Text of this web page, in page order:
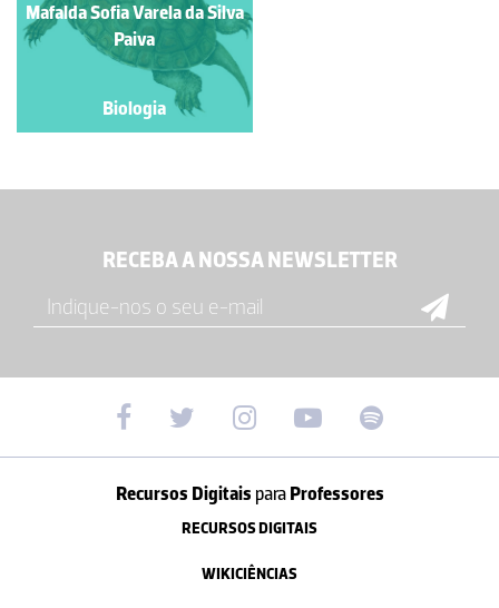
Paulo Talhadas dos Santos
Biologia
Mafalda Sofia Varela da Silva
Paiva
Biologia
RECEBA A NOSSA NEWSLETTER
Recursos Digitais paraProfessores
RECURSOS DIGITAIS
WIKICIÊNCIAS